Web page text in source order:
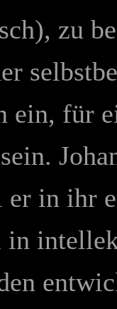
zu
ein, für
er in ihr
in